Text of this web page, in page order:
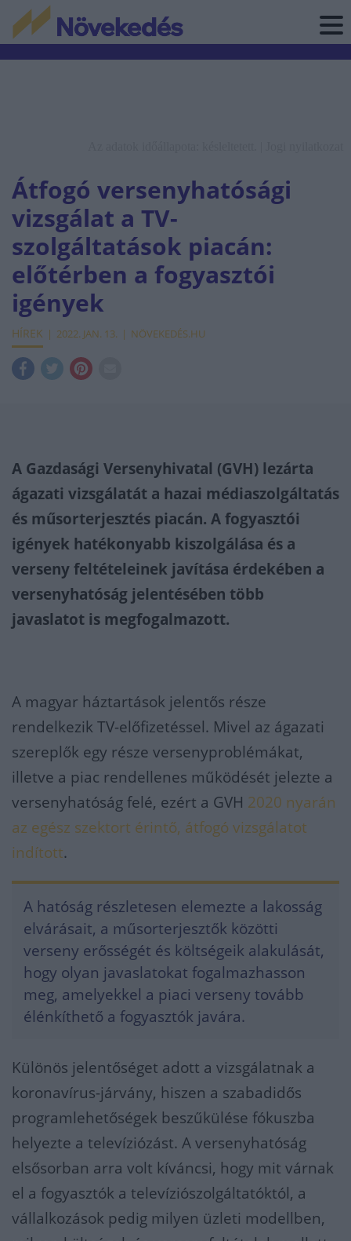
Átfogó versenyhatósági
vizsgálat a TV-
szolgáltatások piacán:
előtérben a fogyasztói
igények
HÍREK 2022. JAN. 13. NÖVEKEDÉS.HU
A Gazdasági Versenyhivatal (GVH) lezárta
ágazati vizsgálatát a hazai médiaszolgáltatás
és műsorterjesztés piacán. A fogyasztói
igények hatékonyabb kiszolgálása és a
verseny feltételeinek javítása érdekében a
versenyhatóság jelentésében több
javaslatot is megfogalmazott.
A magyar háztartások jelentős része
rendelkezik TV-előfizetéssel. Mivel az ágazati
szereplők egy része versenyproblémákat,
illetve a piac rendellenes működését jelezte a
versenyhatóság felé, ezért a GVH 2020 nyarán
az egész szektort érintő, átfogó vizsgálatot
indított.
A hatóság részletesen elemezte a lakosság
elvárásait, a műsorterjesztők közötti
verseny erősségét és költségeik alakulását,
hogy olyan javaslatokat fogalmazhasson
meg, amelyekkel a piaci verseny tovább
élénkíthető a fogyasztók javára.
Különös jelentőséget adott a vizsgálatnak a
koronavírus-járvány, hiszen a szabadidős
programlehetőségek beszűkülése fókuszba
helyezte a televíziózást. A versenyhatóság
elsősorban arra volt kíváncsi, hogy mit várnak
el a fogyasztók a televíziószolgáltatóktól, a
vállalkozások pedig milyen üzleti modellben,